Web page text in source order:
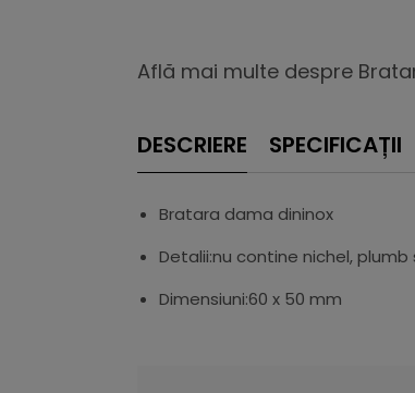
Află mai multe despre
DESCRIERE SPECIFICAȚII
Bratara dama dininox
Detalii:nu contine nichel,
Dimensiuni:60 x 50 mm